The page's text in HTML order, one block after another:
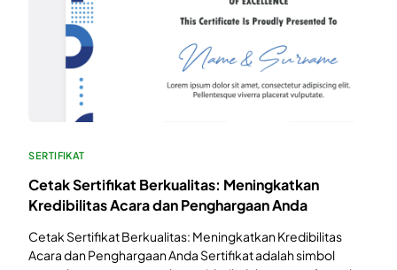
SERTIFIKAT
Cetak Sertifikat Berkualitas: Meningkatkan
Kredibilitas Acara dan Penghargaan Anda
Cetak Sertifikat Berkualitas: Meningkatkan Kredibilitas
Acara dan Penghargaan Anda Sertifikat adalah simbol